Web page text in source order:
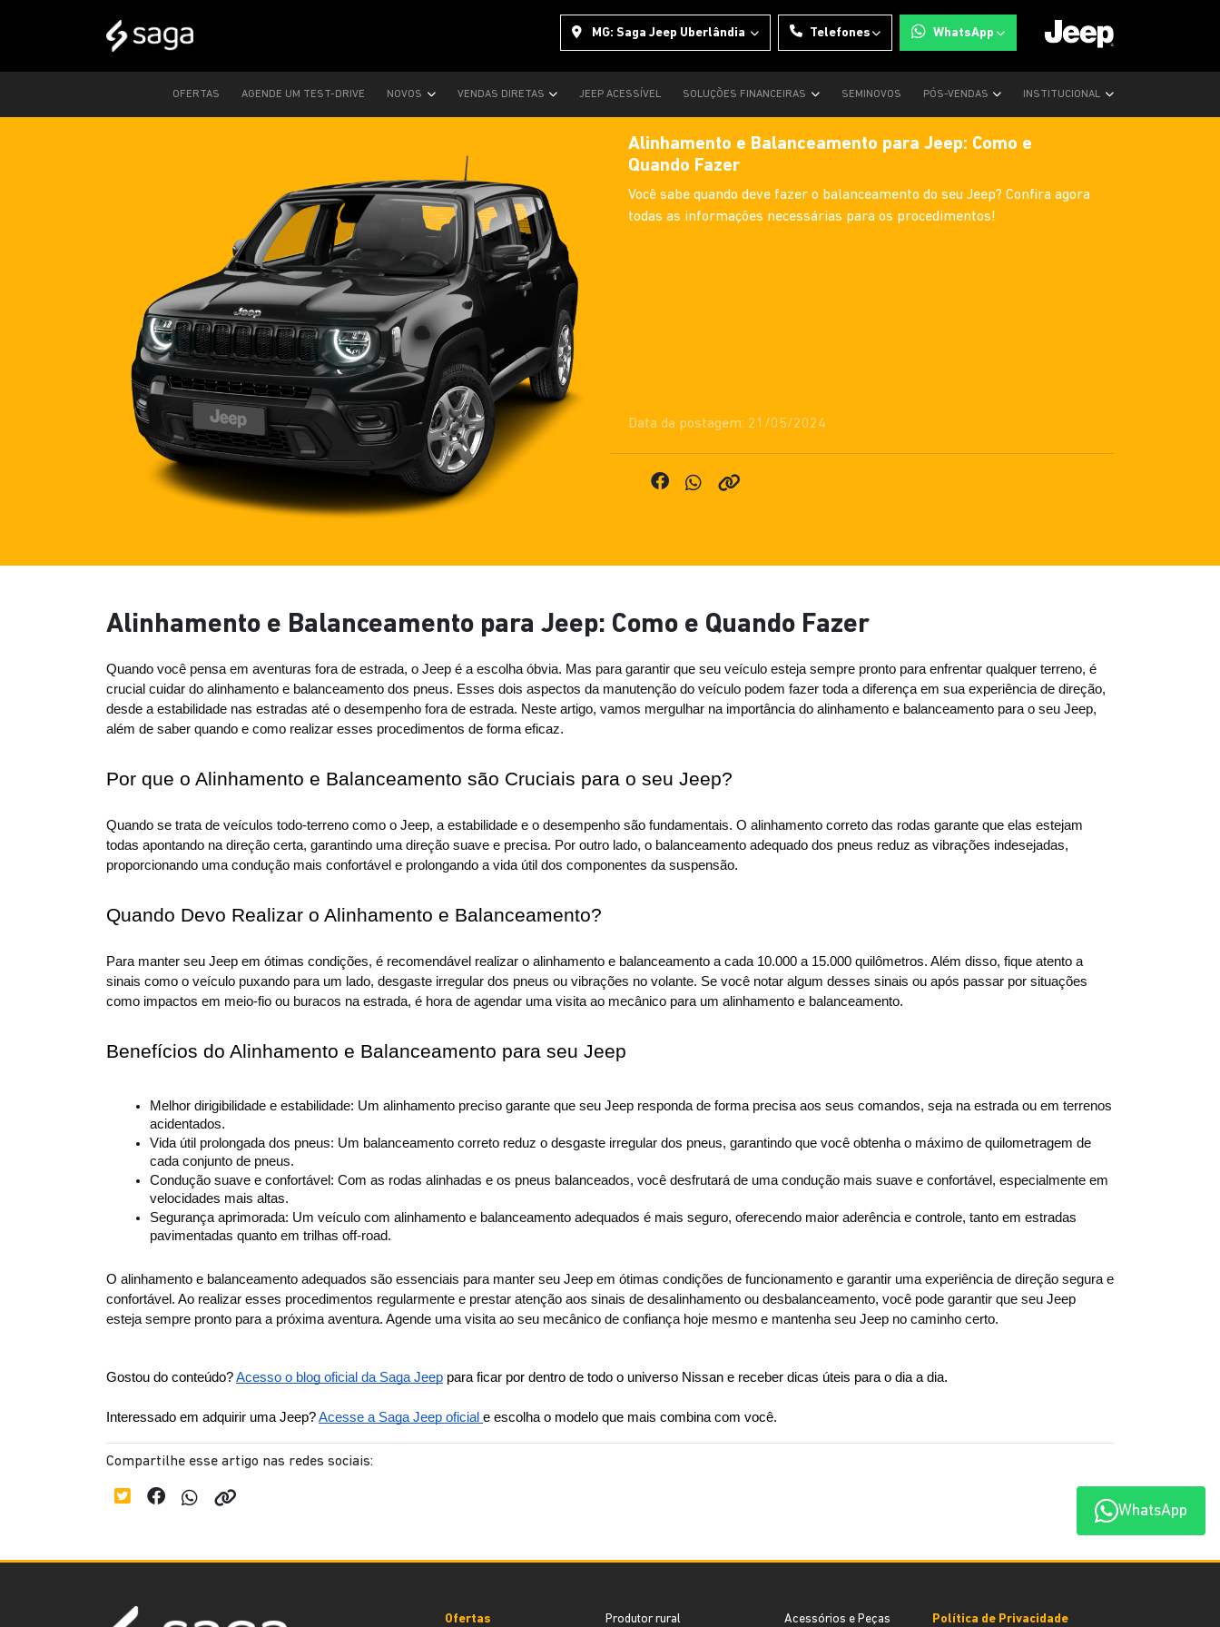
MG: Saga Jeep Uberlândia Telefones WhatsApp
OFERTAS AGENDE UM TEST-DRIVE NOVOS VENDAS DIRETAS JEEP ACESSÍVEL SOLUÇÕES FINANCEIRAS SEMINOVOS PÓS-VENDAS INSTITUCIONAL
Alinhamento e Balanceamento para Jeep: Como e
Quando Fazer
Você sabe quando deve fazer o balanceamento do seu Jeep? Confira agora
todas as informações necessárias para os procedimentos!
Data da postagem: 21/05/2024
Alinhamento e Balanceamento para Jeep: Como e Quando Fazer
Quando você pensa em aventuras fora de estrada, o Jeep é a escolha óbvia. Mas para garantir que seu veículo esteja sempre pronto para enfrentar qualquer terreno, é
crucial cuidar do alinhamento e balanceamento dos pneus. Esses dois aspectos da manutenção do veículo podem fazer toda a diferença em sua experiência de direção,
desde a estabilidade nas estradas até o desempenho fora de estrada. Neste artigo, vamos mergulhar na importância do alinhamento e balanceamento para o seu Jeep,
além de saber quando e como realizar esses procedimentos de forma eficaz.
Por que o Alinhamento e Balanceamento são Cruciais para o seu Jeep?
Quando se trata de veículos todo-terreno como o Jeep, a estabilidade e o desempenho são fundamentais. O alinhamento correto das rodas garante que elas estejam
todas apontando na direção certa, garantindo uma direção suave e precisa. Por outro lado, o balanceamento adequado dos pneus reduz as vibrações indesejadas,
proporcionando uma condução mais confortável e prolongando a vida útil dos componentes da suspensão.
Quando Devo Realizar o Alinhamento e Balanceamento?
Para manter seu Jeep em ótimas condições, é recomendável realizar o alinhamento e balanceamento a cada 10.000 a 15.000 quilômetros. Além disso, fique atento a
sinais como o veículo puxando para um lado, desgaste irregular dos pneus ou vibrações no volante. Se você notar algum desses sinais ou após passar por situações
como impactos em meio-fio ou buracos na estrada, é hora de agendar uma visita ao mecânico para um alinhamento e balanceamento.
Benefícios do Alinhamento e Balanceamento para seu Jeep
Melhor dirigibilidade e estabilidade: Um alinhamento preciso garante que seu Jeep responda de forma precisa aos seus comandos, seja na estrada ou em terrenos
acidentados.
Vida útil prolongada dos pneus: Um balanceamento correto reduz o desgaste irregular dos pneus, garantindo que você obtenha o máximo de quilometragem de
cada conjunto de pneus.
Condução suave e confortável: Com as rodas alinhadas e os pneus balanceados, você desfrutará de uma condução mais suave e confortável, especialmente em
velocidades mais altas.
Segurança aprimorada: Um veículo com alinhamento e balanceamento adequados é mais seguro, oferecendo maior aderência e controle, tanto em estradas
pavimentadas quanto em trilhas off-road.
O alinhamento e balanceamento adequados são essenciais para manter seu Jeep em ótimas condições de funcionamento e garantir uma experiência de direção segura e
confortável. Ao realizar esses procedimentos regularmente e prestar atenção aos sinais de desalinhamento ou desbalanceamento, você pode garantir que seu Jeep
esteja sempre pronto para a próxima aventura. Agende uma visita ao seu mecânico de confiança hoje mesmo e mantenha seu Jeep no caminho certo.
Gostou do conteúdo? Acesso o blog oficial da Saga Jeep para ficar por dentro de todo o universo Nissan e receber dicas úteis para o dia a dia.
Interessado em adquirir uma Jeep? Acesse a Saga Jeep oficial e escolha o modelo que mais combina com você.
Compartilhe esse artigo nas redes sociais:
WhatsApp
Ofertas Produtor rural Acessórios e Peças Política de Privacidade